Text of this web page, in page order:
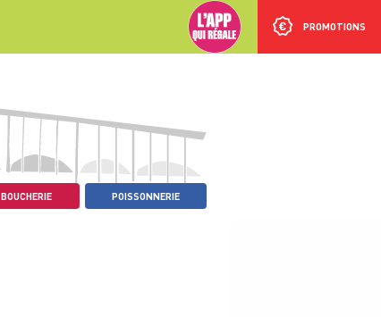
PROMOTIONS
BOUCHERIE POISSONNERIE